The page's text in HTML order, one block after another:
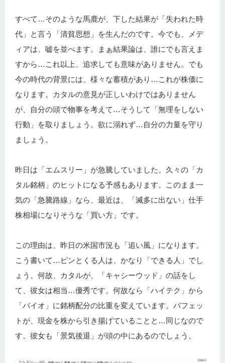
すべて…そのような馬鹿が、下した結果が「失われた時
代」と言う「清貧思想」を生んだのです。今でも、メデ
ィアは、嘘を並べます。まぁ結果論は、誰にでも言えま
すから…これ以上、追求しても意味がありません。でも
今の時代の背景には、様々な蓄積があり…これが株価に
なります。カタルの意見が正しいわけではありません
が、自分の頭で物事を考えて…そうして「無理をしない
行動」を取りましょう。欲に溺れず…自分の力量を守り
ましょう。
昨日は「エムスリー」が急騰していました。久々の「カ
タル銘柄」のヒットになる予感もあります。このまま一
気の「急騰路線」なら、最近は、「滅多に出ない」仕手
株相場になりそうな「買い方」です。
この理由は、昨日の米国市況も「追い風」になります。
こう書いて…ピンとくる人は、かなり「できる人」でし
ょう。何故、カタルが、「キャシーウッド」の話をし
て、彼女は相当…優秀です。何故なら「ハイテク」から
「バイオ」に銘柄配分の比重を変えています。バフェッ
トが、現金を株から引き揚げていることと…同じなので
す。彼女も「景気後退」が頭の中にあるのでしょう。